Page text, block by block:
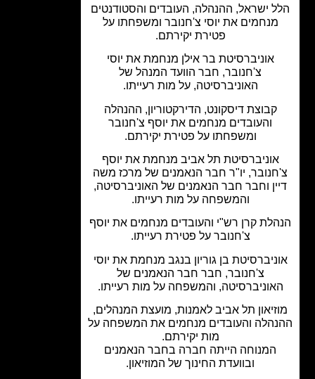
ישראל, ההנהלה, העובדים והסטודנטים
מנחמים את יוסי צ'חנובר ומשפחתו על
פטירת יקירתם.
אוניברסיטת בר אילן מנחמת את יוסי
צ'חנובר, חבר הוועד המנהל של
האוניברסיטה, על מות רעייתו.
קבוצת דיסקונט, הדירקטוריון, ההנהלה
והעובדים מנחמים את יוסף צ'חנובר
ומשפחתו על פטירת יקירתם.
אוניברסיטת תל אביב מנחמת את יוסף
יו"ר חבר הנאמנים של מרכז משה
וחבר חבר הנאמנים של האוניברסיטה,
והמשפחה על מות רעייתו.
קרן רש"י והעובדים מנחמים את יוסף
צ'חנובר על פטירת רעייתו.
בן גוריון בנגב מנחמת את יוסי
צ'חנובר, חבר חבר הנאמנים של
והמשפחה על מות רעייתו.
תל אביב לאמנות, מועצת המנהלים,
והעובדים מנחמים את המשפחה על
מות יקירתם.
המנוחה הייתה חברה בחבר הנאמנים
ובוועדת החינוך של המוזיאון.